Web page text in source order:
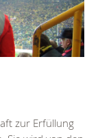
zur Erfüllung